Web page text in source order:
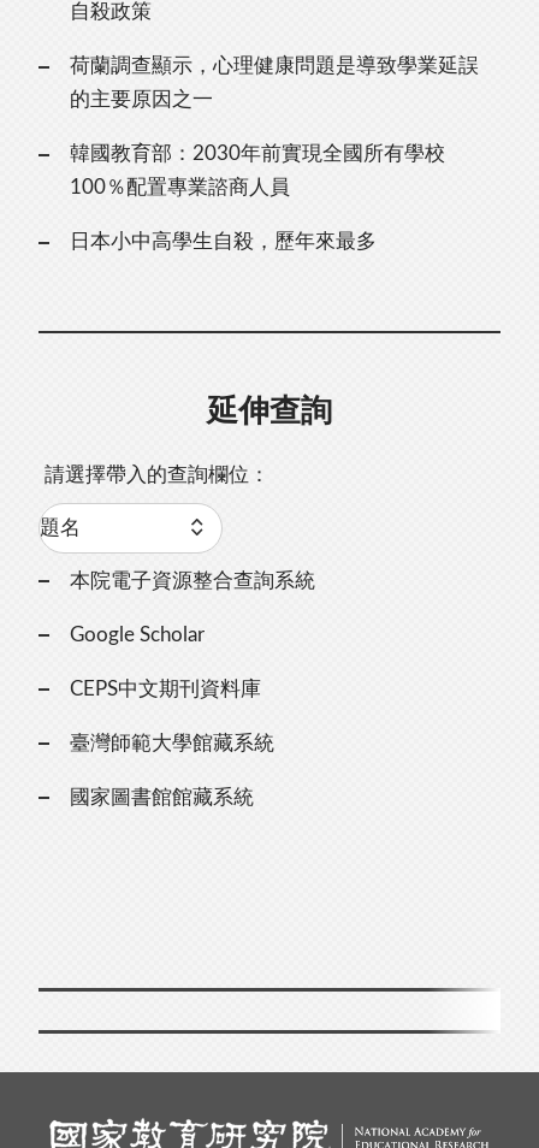
自殺政策
荷蘭調查顯示，心理健康問題是導致學業延誤
的主要原因之一
韓國教育部：2030年前實現全國所有學校
100％配置專業諮商人員
日本小中高學生自殺，歷年來最多
延伸查詢
請選擇帶入的查詢欄位：
本院電子資源整合查詢系統
Google Scholar
CEPS中文期刊資料庫
臺灣師範大學館藏系統
國家圖書館館藏系統